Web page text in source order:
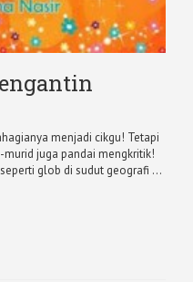
menjadi cikgu! Tetapi
juga pandai mengkritik!
glob di sudut geografi ...